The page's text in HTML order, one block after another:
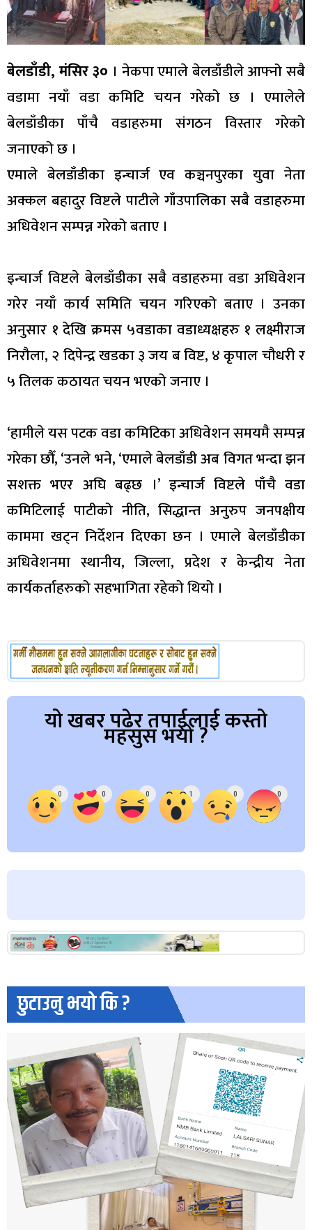
बेलडाँडी, मंसिर ३० । नेकपा एमाले बेलडाँडीले आफ्नो सबै
वडामा नयाँ वडा कमिटि चयन गरेको छ । एमालेले
बेलडाँडीका पाँचै वडाहरुमा संगठन विस्तार गरेको
जनाएको छ ।
एमाले बेलडाँडीका इन्चार्ज एव कञ्चनपुरका युवा नेता
अक्कल बहादुर विष्टले पाटीले गाँउपालिका सबै वडाहरुमा
अधिवेशन सम्पन्न गरेको बताए ।
इन्चार्ज विष्टले बेलडाँडीका सबै वडाहरुमा वडा अधिवेशन
गरेर नयाँ कार्य समिति चयन गरिएको बताए । उनका
अनुसार १ देखि क्रमस ५वडाका वडाध्यक्षहरु १ लक्ष्मीराज
निरौला, २ दिपेन्द्र खडका ३ जय ब विष्ट, ४ कृपाल चौधरी र
५ तिलक कठायत चयन भएको जनाए ।
‘हामीले यस पटक वडा कमिटिका अधिवेशन समयमै सम्पन्न
गरेका छौँ, ‘उनले भने, ‘एमाले बेलडाँडी अब विगत भन्दा झन
सशक्त भएर अघि बढ्छ ।’ इन्चार्ज विष्टले पाँचै वडा
कमिटिलाई पाटीको नीति, सिद्धान्त अनुरुप जनपक्षीय
काममा खट्न निर्देशन दिएका छन । एमाले बेलडाँडीका
अधिवेशनमा स्थानीय, जिल्ला, प्रदेश र केन्द्रीय नेता
कार्यकर्ताहरुको सहभागिता रहेको थियो ।
यो खबर पढेर तपाईलाई कस्तो
महसुस भयो ?
0 0 0 1 0 0
छुटाउनु भयो कि ?